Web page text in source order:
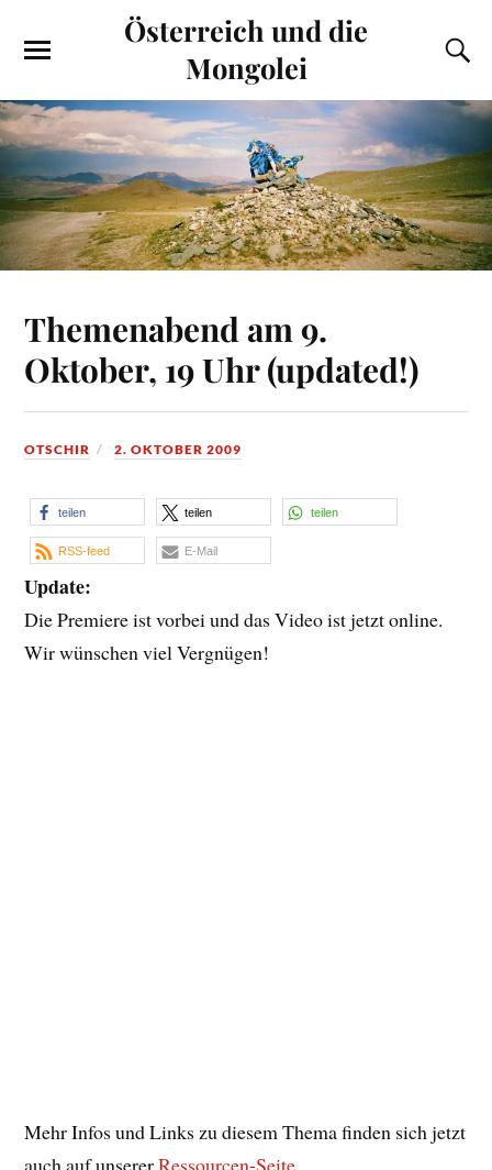
Österreich und die
Mongolei
Themenabend am 9.
Oktober, 19 Uhr (updated!)
OTSCHIR 2. OKTOBER 2009
teilen teilen teilen
RSS-feed E-Mail
Update:
Die Premiere ist vorbei und das Video ist jetzt online.
Wir wünschen viel Vergnügen!
Mehr Infos und Links zu diesem Thema finden sich jetzt
auch auf unsererRessourcen-Seite.